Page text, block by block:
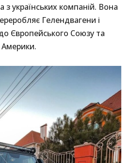
з українських компаній. Вона
Гелендвагени і
Європейського Союзу та